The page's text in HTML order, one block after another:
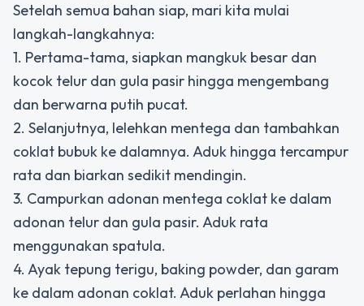
Setelah semua bahan siap, mari kita mulai
langkah-langkahnya:
1. Pertama-tama, siapkan mangkuk besar dan
kocok telur dan gula pasir hingga mengembang
dan berwarna putih pucat.
2. Selanjutnya, lelehkan mentega dan tambahkan
coklat bubuk ke dalamnya. Aduk hingga tercampur
rata dan biarkan sedikit mendingin.
3. Campurkan adonan mentega coklat ke dalam
adonan telur dan gula pasir. Aduk rata
menggunakan spatula.
4. Ayak tepung terigu, baking powder, dan garam
ke dalam adonan coklat. Aduk perlahan hingga